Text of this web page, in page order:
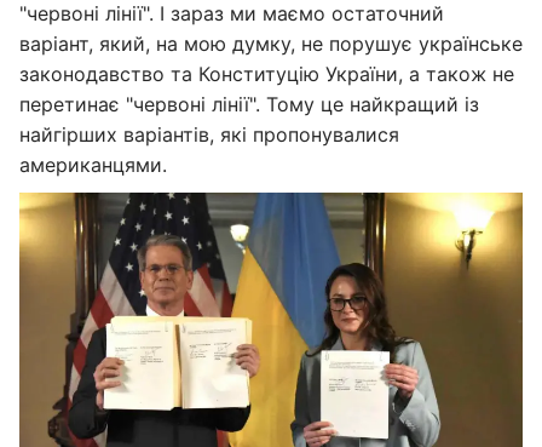
"червоні лінії". І зараз ми маємо остаточний
варіант, який, на мою думку, не порушує українське
законодавство та Конституцію України, а також не
перетинає "червоні лінії". Тому це найкращий із
найгірших варіантів, які пропонувалися
американцями.